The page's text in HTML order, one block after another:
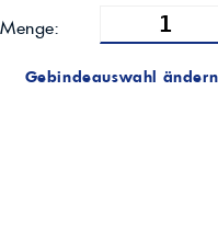
Menge:
Gebindeauswahl ändern